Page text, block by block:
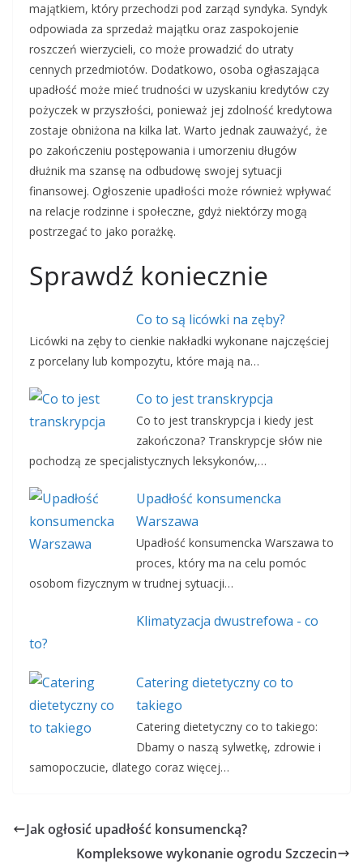
majątkiem, który przechodzi pod zarząd syndyka. Syndyk
odpowiada za sprzedaż majątku oraz zaspokojenie
roszczeń wierzycieli, co może prowadzić do utraty
cennych przedmiotów. Dodatkowo, osoba ogłaszająca
upadłość może mieć trudności w uzyskaniu kredytów czy
pożyczek w przyszłości, ponieważ jej zdolność kredytowa
zostaje obniżona na kilka lat. Warto jednak zauważyć, że
po zakończeniu postępowania i umorzeniu długów
dłużnik ma szansę na odbudowę swojej sytuacji
finansowej. Ogłoszenie upadłości może również wpływać
na relacje rodzinne i społeczne, gdyż niektórzy mogą
postrzegać to jako porażkę.
Sprawdź koniecznie
Co to są licówki na zęby?
Licówki na zęby to cienkie nakładki wykonane najczęściej
z porcelany lub kompozytu, które mają na…
Co to jest transkrypcja
Co to jest transkrypcja i kiedy jest
zakończona? Transkrypcje słów nie
pochodzą ze specjalistycznych leksykonów,…
Upadłość konsumencka
Warszawa
Upadłość konsumencka Warszawa to
proces, który ma na celu pomóc
osobom fizycznym w trudnej sytuacji…
Klimatyzacja dwustrefowa - co
to?
Catering dietetyczny co to
takiego
Catering dietetyczny co to takiego:
Dbamy o naszą sylwetkę, zdrowie i
samopoczucie, dlatego coraz więcej…
Jak ogłosić upadłość konsumencką?
Kompleksowe wykonanie ogrodu Szczecin